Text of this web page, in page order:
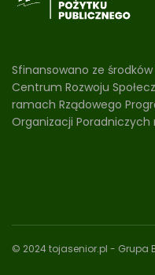
Sfinansowano ze
Centrum Rozwoju
ramach Rządowego
Organizacji
© 2024 tojasenior.pl - Grupa